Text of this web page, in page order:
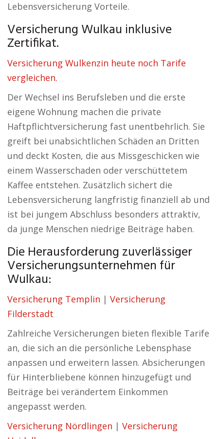
Lebensversicherung Vorteile.
Versicherung Wulkau inklusive
Zertifikat.
Versicherung Wulkenzin heute noch Tarife
vergleichen.
Der Wechsel ins Berufsleben und die erste
eigene Wohnung machen die private
Haftpflichtversicherung fast unentbehrlich. Sie
greift bei unabsichtlichen Schäden an Dritten
und deckt Kosten, die aus Missgeschicken wie
einem Wasserschaden oder verschüttetem
Kaffee entstehen. Zusätzlich sichert die
Lebensversicherung langfristig finanziell ab und
ist bei jungem Abschluss besonders attraktiv,
da junge Menschen niedrige Beiträge haben.
Die Herausforderung zuverlässiger
Versicherungsunternehmen für
Wulkau:
Versicherung Templin | Versicherung
Filderstadt
Zahlreiche Versicherungen bieten flexible Tarife
an, die sich an die persönliche Lebensphase
anpassen und erweitern lassen. Absicherungen
für Hinterbliebene können hinzugefügt und
Beiträge bei verändertem Einkommen
angepasst werden.
Versicherung Nördlingen | Versicherung